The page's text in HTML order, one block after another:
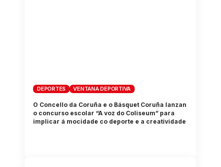
DEPORTES VENTANA DEPORTIVA
O Concello da Coruña e o Básquet Coruña lanzan
o concurso escolar “A voz do Coliseum” para
implicar á mocidade co deporte e a creatividade